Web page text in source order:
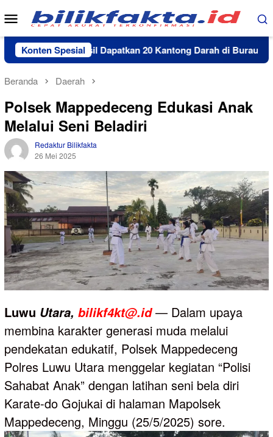
Loncat
ke
konten
Menu
Mobile
Konten Spesial
Timur berhasil Dapatkan 20 Kantong Darah di Burau
Beranda Daerah
Polsek Mappedeceng Edukasi Anak
Melalui Seni Beladiri
Redaktur Bilikfakta
26 Mei 2025
Luwu Utara, bilikf4kt@.id— Dalam upaya
membina karakter generasi muda melalui
pendekatan edukatif, Polsek Mappedeceng
Polres Luwu Utara menggelar kegiatan “Polisi
Sahabat Anak” dengan latihan seni bela diri
Karate-do Gojukai di halaman Mapolsek
Mappedeceng, Minggu (25/5/2025) sore.